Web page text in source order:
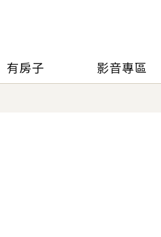
有房子 影音專區